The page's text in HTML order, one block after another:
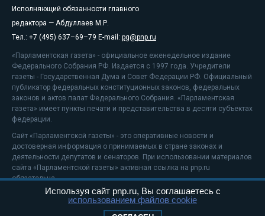
Исполняющий обязанности главного
редактора — Абдуллаев М.Р.
Тел.: +7 (495) 637–69–79 E-mail: pg@pnp.ru
«Парламентская газета» - официальное еженедельное издание
Федерального Собрания РФ. Издается с 1997 года. Учредители
газеты - Государственная Дума и Совет Федерации РФ. Официальный
публикатор федеральных конституционных законов, федеральных
законов и актов палат Федерального Собрания. «Парламентская
газета» имеет пункты печати и представительства в десяти субъектах
федерации.
Сайт «Парламентской газеты» - это оперативные новости и
достоверная информация о принимаемых в стране законах и
деятельности депутатов и сенаторов. При использовании материалов
сайта «Парламентской газеты» активная ссылка на pnp.ru
обязательна.
На информационном ресурсе применяютсярекомендательные
Используя сайт pnp.ru, Вы соглашаетесь с
использованием файлов cookie